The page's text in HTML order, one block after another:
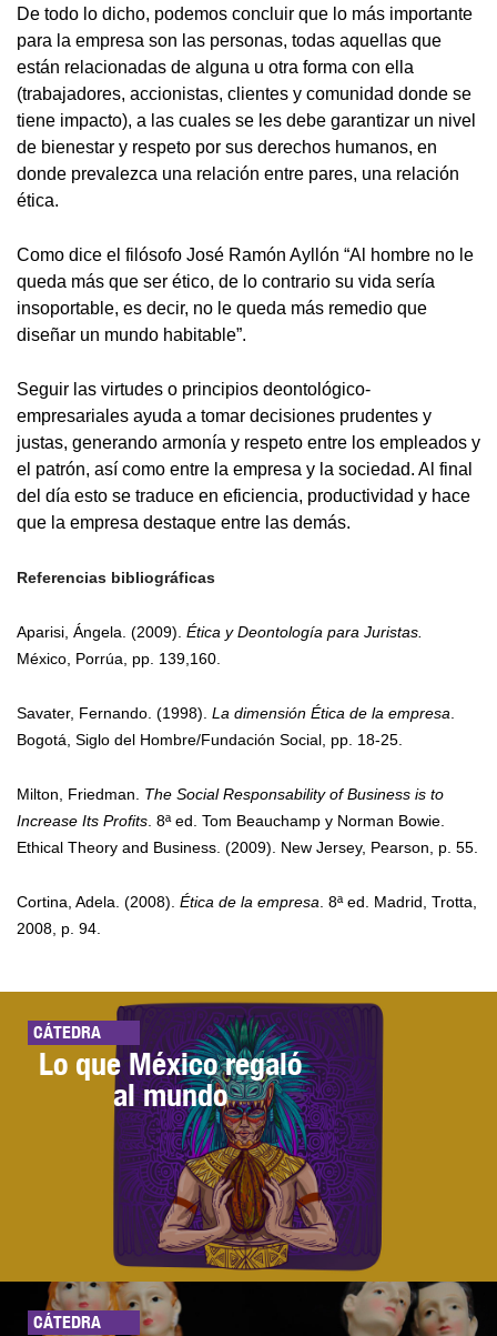
De todo lo dicho, podemos concluir que lo más importante
para la empresa son las personas, todas aquellas que
están relacionadas de alguna u otra forma con ella
(trabajadores, accionistas, clientes y comunidad donde se
tiene impacto), a las cuales se les debe garantizar un nivel
de bienestar y respeto por sus derechos humanos, en
donde prevalezca una relación entre pares, una relación
ética.
Como dice el filósofo José Ramón Ayllón “Al hombre no le
queda más que ser ético, de lo contrario su vida sería
insoportable, es decir, no le queda más remedio que
diseñar un mundo habitable”.
Seguir las virtudes o principios deontológico-
empresariales ayuda a tomar decisiones prudentes y
justas, generando armonía y respeto entre los empleados y
el patrón, así como entre la empresa y la sociedad. Al final
del día esto se traduce en eficiencia, productividad y hace
que la empresa destaque entre las demás.
Referencias bibliográficas
Aparisi, Ángela. (2009). Ética y Deontología para Juristas.
México, Porrúa, pp. 139,160.
Savater, Fernando. (1998). La dimensión Ética de la empresa.
Bogotá, Siglo del Hombre/Fundación Social, pp. 18-25.
Milton, Friedman. The Social Responsability of Business is to
Increase Its Profits. 8ª ed. Tom Beauchamp y Norman Bowie.
Ethical Theory and Business. (2009). New Jersey, Pearson, p. 55.
Cortina, Adela. (2008). Ética de la empresa. 8ª ed. Madrid, Trotta,
2008, p. 94.
CÁTEDRA
Lo que México regaló
al mundo
CÁTEDRA